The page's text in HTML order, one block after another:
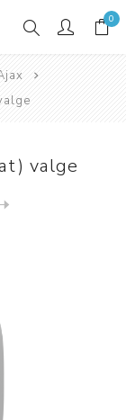
0
valge